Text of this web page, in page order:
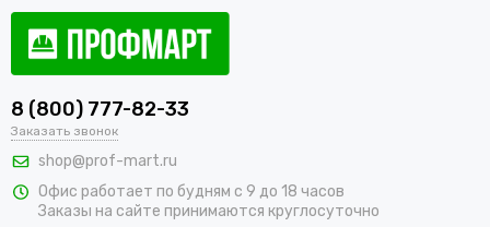
Купить одежду сигнальную для
работников оптом и в розницу с
доставкой по Пушкину
В интернет-магазине «ПрофМарт» можно купить сигнальную
одежду для персонала. Мы работаем с оптовыми и
розничными покупателями. Предлагаем на выбор сигнальные
жилеты, сезонные костюмы, брюки и прочие составляющие
униформы в ярких заметных цветах. Доставка покупок,
8 (800) 777-82-33
Заказать звонок
shop@prof-mart.ru
Офис работает по будням с 9 до 18 часов
Заказы на сайте принимаются круглосуточно